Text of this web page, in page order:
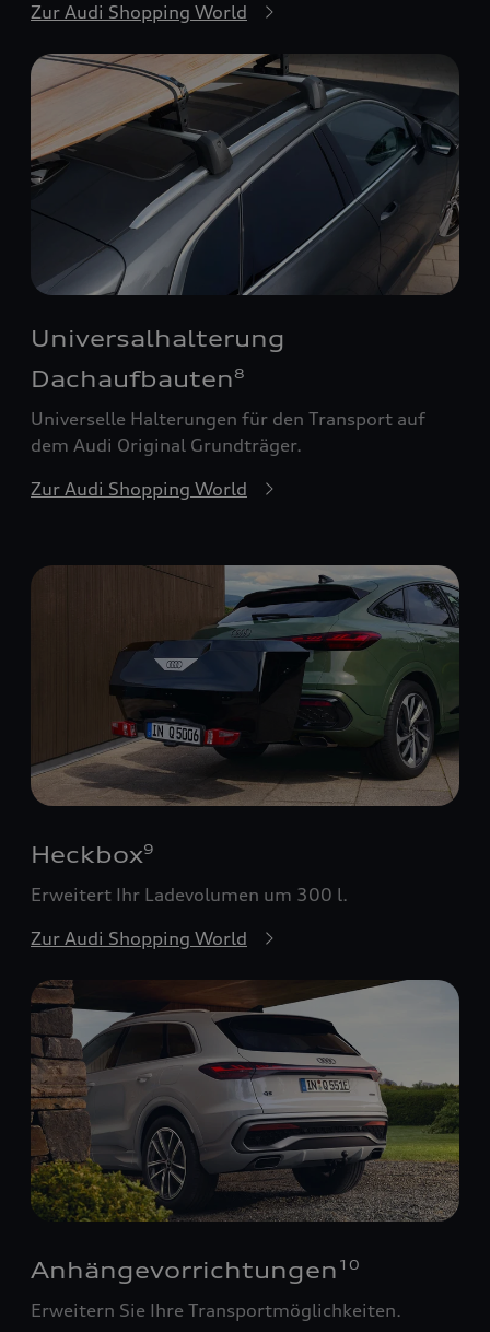
Zur Audi Shopping World
Universalhalterung
Dachaufbauten8
Universelle Halterungen für den Transport auf
dem Audi Original Grundträger.
Zur Audi Shopping World
Heckbox9
Erweitert Ihr Ladevolumen um 300 l.
Zur Audi Shopping World
Anhängevorrichtungen 10
Erweitern Sie Ihre Transportmöglichkeiten.